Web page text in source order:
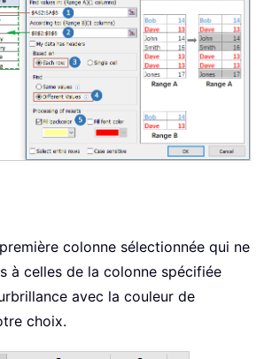
colonne sélectionnée qui ne
à celles de la colonne spécifiée
avec la couleur de
choix.